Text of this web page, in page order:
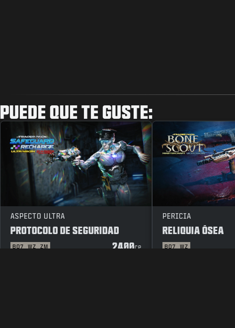
PUEDE QUE TE GUSTE:
ASPECTO ULTRA
PROTOCOLO DE SEGURIDAD
BO7 WZ ZM 2400CP
PERICIA
RELIQUIA ÓSEA
BO7 WZ